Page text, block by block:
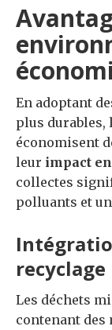
En adoptant
plus durables,
économisent
leur impact
collectes
polluants et
recyclage
Les déchets
contenant des